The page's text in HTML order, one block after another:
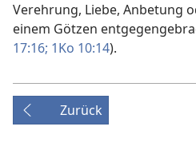
Verehrung, Liebe, Anbetung
einem Götzen
17:16; 1Ko 10:14).
Zurück